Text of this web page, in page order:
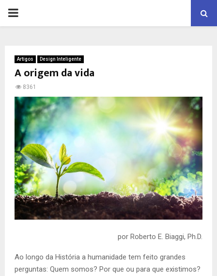
PRIMARY
Artigos Design Inteligente
A origem da vida
8361
por Roberto E. Biaggi, Ph.D.
Ao longo da História a humanidade tem feito grandes
perguntas: Quem somos? Por que ou para que existimos?